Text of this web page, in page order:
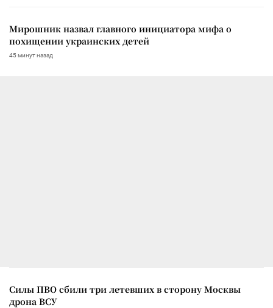
Мирошник назвал главного инициатора мифа о
похищении украинских детей
45 минут назад
Силы ПВО сбили три летевших в сторону Москвы
дрона ВСУ